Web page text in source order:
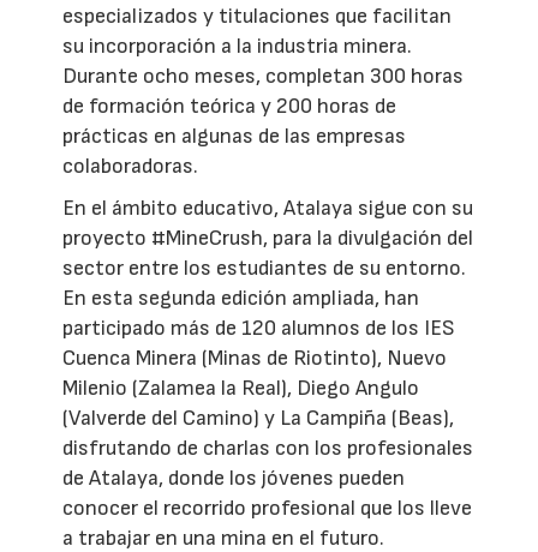
especializados y titulaciones que facilitan
su incorporación a la industria minera.
Durante ocho meses, completan 300 horas
de formación teórica y 200 horas de
prácticas en algunas de las empresas
colaboradoras.
En el ámbito educativo, Atalaya sigue con su
proyecto #MineCrush, para la divulgación del
sector entre los estudiantes de su entorno.
En esta segunda edición ampliada, han
participado más de 120 alumnos de los IES
Cuenca Minera (Minas de Riotinto), Nuevo
Milenio (Zalamea la Real), Diego Angulo
(Valverde del Camino) y La Campiña (Beas),
disfrutando de charlas con los profesionales
de Atalaya, donde los jóvenes pueden
conocer el recorrido profesional que los lleve
a trabajar en una mina en el futuro.